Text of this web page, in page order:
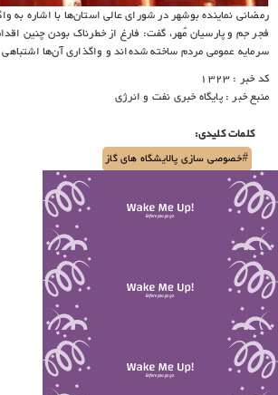
رمضانی نماینده بوشهر در شورای عالی استان‌ها با اشاره به
فجر جم و پارسیان مُهر، گفت: فارغ از خطرناک بودن چنین
سرمایه عمومی مردم ساخته شده‌اند و واگذاری آن‌ها
کد خبر : 1323
منبع خبر : پایگاه خبری نفت و انرژی
کلمات کلیدی:
#خصوصی سازی پالایشگاه های گاز